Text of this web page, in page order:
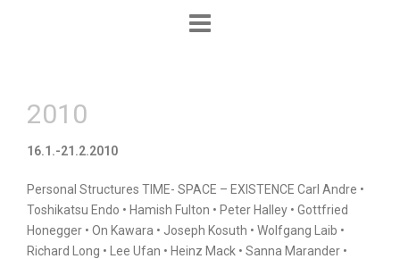
2010
16.1.-21.2.2010
Personal Structures TIME- SPACE – EXISTENCE Carl Andre •
Toshikatsu Endo • Hamish Fulton • Peter Halley • Gottfried
Honegger • On Kawara • Joseph Kosuth • Wolfgang Laib •
Richard Long • Lee Ufan • Heinz Mack • Sanna Marander •